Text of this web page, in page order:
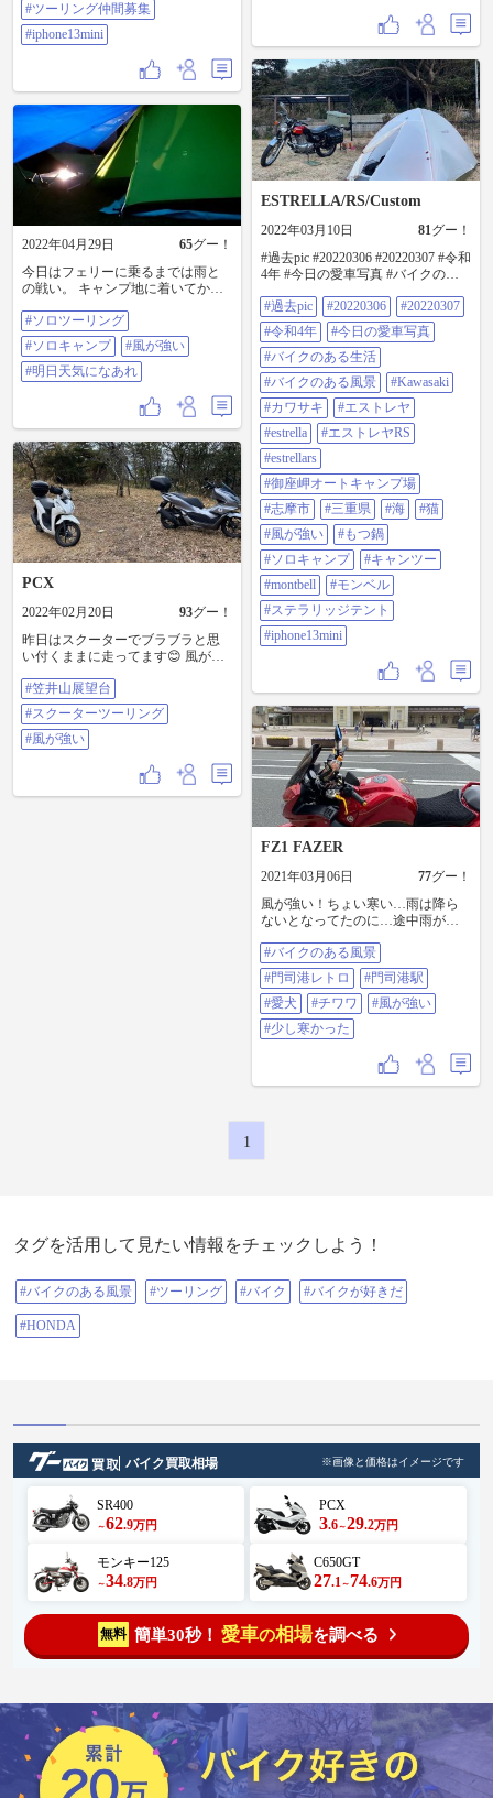
#ツーリング仲間募集
#iphone13mini
2022年04月29日 65グー！
今日はフェリーに乗るまでは雨と
の戦い。 キャンプ地に着いてから
出来ないのは残念、でもビールは
うまい😄 #ソロツーリング #ソロキ
ャンプ #風が強い #明日天気になあ
れ
#ソロツーリング
#ソロキャンプ
#風が強い
#明日天気になあれ
ESTRELLA/RS/Custom
2022年03月10日 81グー！
#過去pic #20220306 #20220307 #令和
4年 #今日の愛車写真 #バイクのあ
#kawasaki #カワサキ #エストレヤ
#estrella #エストレヤrs #estrellars #御
座岬オートキャンプ場 #志摩市 #三
重県 #海 #猫 #風が強い #もつ鍋 #ソ
ロキャンプ #キャンツー #montbell #
モンベル #ステラリッジテント
#iphone13mini
#過去pic #20220306
#20220307
#令和4年
#今日の愛車写真
#バイクのある生活
#バイクのある風景
#Kawasaki
#カワサキ
#エストレヤ
#estrella
#エストレヤRS
#estrellars
#御座岬オートキャンプ場
#志摩市
#三重県 #海
#猫
#風が強い
#もつ鍋
#ソロキャンプ
#キャンツー
#montbell
#モンベル
#ステラリッジテント
#iphone13mini
PCX
2022年02月20日 93グー！
昨日はスクーターでブラブラと思
い付くままに走ってます😊 風が強
ます😳 #笠井山展望台 #スクーター
ツーリング #風が強い
#笠井山展望台
#スクーターツーリング
#風が強い
FZ1 FAZER
2021年03月06日 77グー！
風が強い！ちょい寒い…雨は降ら
ないとなってたのに…途中雨が降
元の門司港レトロと門司港駅の前
にてパチリ！ お世話になっている
トリミングサロンさんから愛犬の
カレンダーを作ってくれました❤️
ありがたや〜 #バイクのある風景 #
門司港レトロ #門司港駅 #愛犬 #チ
ワワ #風が強い #少し寒かった
#バイクのある風景
#門司港レトロ
#門司港駅
#愛犬
#チワワ
#風が強い
#少し寒かった
1
タグを活用して見たい情報をチェックしよう！
#バイクのある風景 #ツーリング #バイク #バイクが好きだ
#HONDA
バイク買取相場 ※画像と価格はイメージです
SR400
～62.9万円
PCX
3.6～29.2万円
モンキー125
～34.8万円
C650GT
27.1 ～ 74.6万円
無料 簡単30秒！ 愛車の相場を調べる